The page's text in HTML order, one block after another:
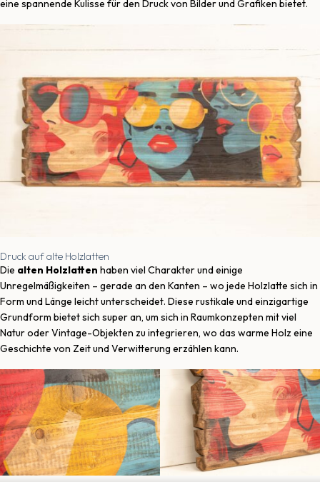
eine spannende Kulisse für den Druck von Bilder und Grafiken bietet.
Druck auf alte Holzlatten
Die alten Holzlatten haben viel Charakter und einige
Unregelmäßigkeiten – gerade an den Kanten – wo jede Holzlatte sich in
Form und Länge leicht unterscheidet. Diese rustikale und einzigartige
Grundform bietet sich super an, um sich in Raumkonzepten mit viel
Natur oder Vintage-Objekten zu integrieren, wo das warme Holz eine
Geschichte von Zeit und Verwitterung erzählen kann.